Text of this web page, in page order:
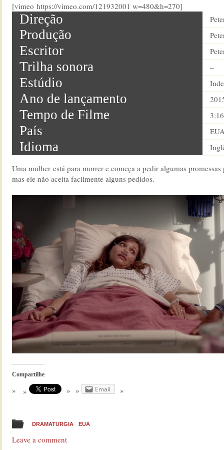
[vimeo https://vimeo.com/121932001 w=480&h=270]
Direção
Produção
Escritor
Trilha sonora –
Estúdio
Ano de lançamento
Tempo de Filme 3:16
País
Idioma
Uma mulher está para morrer e começa a pedir algumas
mas ele não aceita facilmente alguns pedidos.
Compartilhe
Email
DRAMATURGIA EUA
Leave a comment